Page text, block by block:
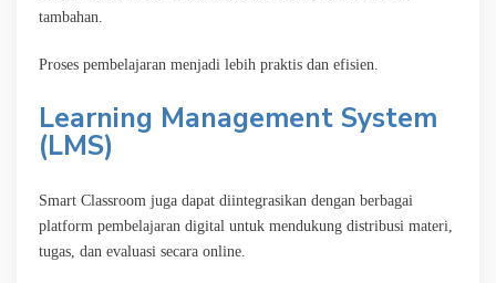
tambahan.
Proses pembelajaran menjadi lebih praktis dan efisien.
Learning Management System
(LMS)
Smart Classroom juga dapat diintegrasikan dengan berbagai
platform pembelajaran digital untuk mendukung distribusi materi,
tugas, dan evaluasi secara online.